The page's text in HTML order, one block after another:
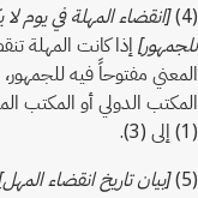
(4)
[انقضاء المهلة في يوم
للجمهور] إذا كانت المهلة
المعني مفتوحاً فيه
المكتب الدولي أو المكتب
(1) إلى (3).
(5)
[بيان تاريخ انقضاء